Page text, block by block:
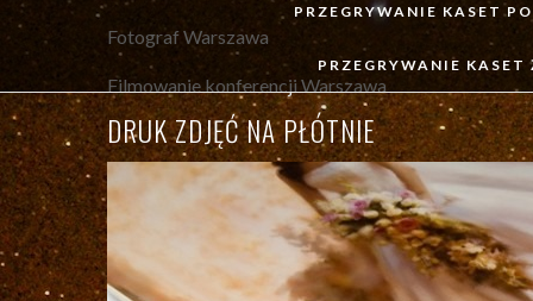
PRZEGRYWANIE KASET
PRZEGRYWANIE
Fotograf Warszawa
Filmowanie konferencji Warszawa
DRUK ZDJĘĆ NA PŁÓTNIE